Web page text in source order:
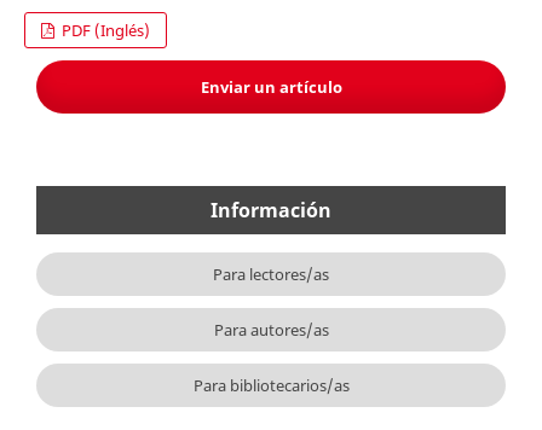
PDF (Inglés)
Enviar un artículo
Información
Para lectores/as
Para autores/as
Para bibliotecarios/as